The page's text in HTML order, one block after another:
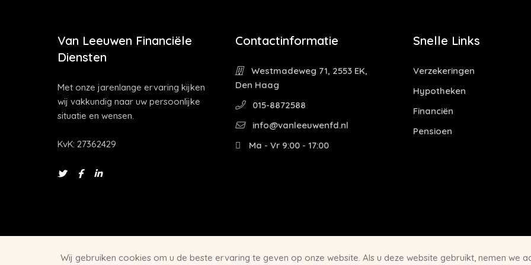
Van Leeuwen Financiële
Diensten
Met onze jarenlange ervaring kijken
wij vakkundig naar uw persoonlijke
situatie en wensen.
KvK: 27362429
Contactinformatie
Westmadeweg 71, 2553 EK,
Den Haag
015-8872588
info@vanleeuwenfd.nl
Ma - Vr 9:00 - 17:00
Snelle Links
Verzekeringen
Hypotheken
Financiën
Pensioen
Website door Let's build IT
Wij gebruiken cookies om u de beste ervaring te geven op onze website. Als u deze website gebruikt, nemen we